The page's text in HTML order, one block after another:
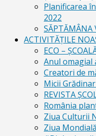
Planificarea
2022
SĂPTĂMÂNA
ACTIVITĂȚILE
ECO –
Anul omagial
Creatori de
Micii
REVISTA
România
Ziua Culturii
Ziua